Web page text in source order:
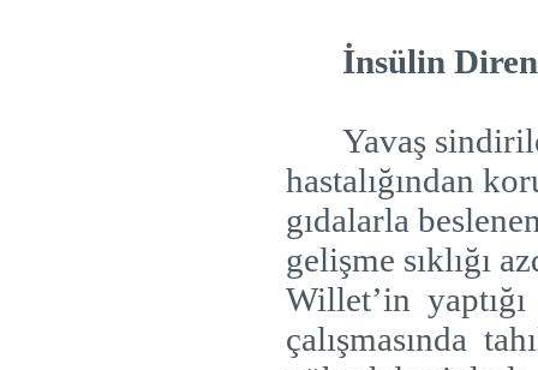
İnsülin
Yavaş
hastalığından
gıdalarla
gelişme sıklığı
Willet’in yaptığı
çalışmasında